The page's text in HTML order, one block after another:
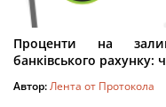
Проценти на
банківського
Автор:Лента от Протокола